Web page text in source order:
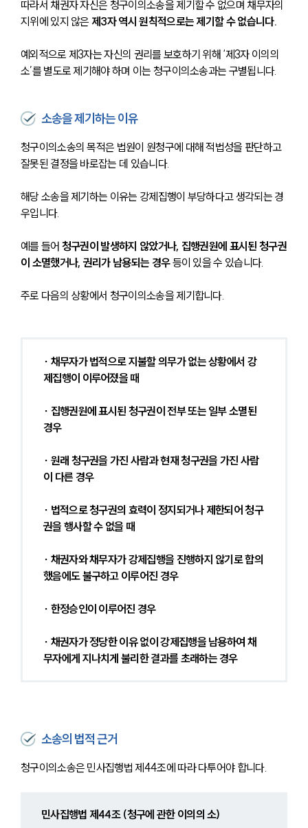
따라서 채권자 자신은 청구이의소송을 제기할 수 없으며 채무자의
지위에 있지 않은 제3자 역시 원칙적으로는 제기할 수 없습니다.
예외적으로 제3자는 자신의 권리를 보호하기 위해 ‘제3자 이의의
소’를 별도로 제기해야 하며 이는 청구이의소송과는 구별됩니다.
소송을 제기하는 이유
청구이의소송의 목적은 법원이 원청구에 대해 적법성을 판단하고
잘못된 결정을 바로잡는 데 있습니다.
해당 소송을 제기하는 이유는 강제집행이 부당하다고 생각되는 경
우입니다.
예를 들어 청구권이 발생하지 않았거나, 집행권원에 표시된 청구권
이 소멸했거나, 권리가 남용되는 경우 등이 있을 수 있습니다.
주로 다음의 상황에서 청구이의소송을 제기합니다.
∙ 채무자가 법적으로 지불할 의무가 없는 상황에서 강
제집행이 이루어졌을 때
∙ 집행권원에 표시된 청구권이 전부 또는 일부 소멸된
경우
∙ 원래 청구권을 가진 사람과 현재 청구권을 가진 사람
이 다른 경우
∙ 법적으로 청구권의 효력이 정지되거나 제한되어 청구
권을 행사할 수 없을 때
∙ 채권자와 채무자가 강제집행을 진행하지 않기로 합의
했음에도 불구하고 이루어진 경우
∙ 한정승인이 이루어진 경우
∙ 채권자가 정당한 이유 없이 강제집행을 남용하여 채
무자에게 지나치게 불리한 결과를 초래하는 경우
소송의 법적 근거
청구이의소송은 민사집행법 제44조에 따라 다투어야 합니다.
민사집행법 제44조 (청구에 관한 이의의 소)